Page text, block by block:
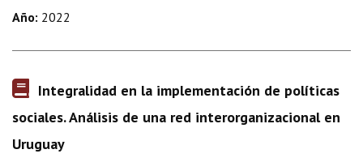
Año: 2022
Integralidad en la implementación de políticas
sociales. Análisis de una red interorganizacional en
Uruguay